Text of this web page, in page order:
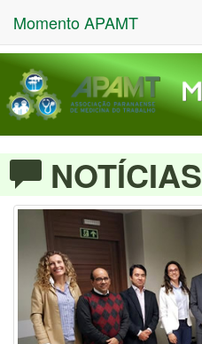
Momento APAMT
NOTÍCIAS